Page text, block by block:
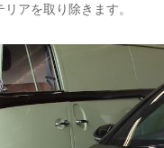
アを取り除きます。